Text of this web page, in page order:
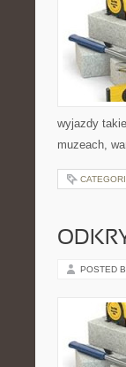
wyjazdy
muzeach,
POSTED